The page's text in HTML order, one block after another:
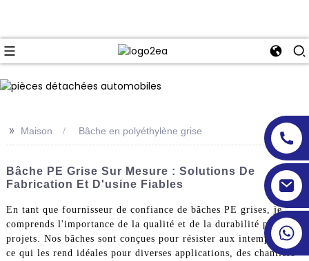
>> Maison Bâche en polyéthylène grise
Bâche PE Grise Sur Mesure : Solutions De
Fabrication Et D'usine Fiables
En tant que fournisseur de confiance de bâches PE grises, je
comprends l'importance de la qualité et de la durabilité pour vos
projets. Nos bâches sont conçues pour résister aux intempéries,
ce qui les rend idéales pour diverses applications, des chantiers